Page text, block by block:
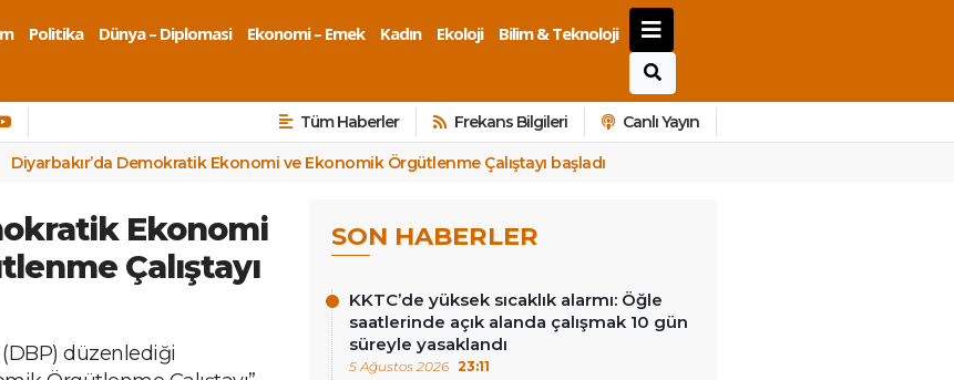
Politika Dünya – Diplomasi Ekonomi – Emek Kadın Ekoloji
Bilim & Teknoloji
Tüm Haberler Frekans Bilgileri Canlı Yayın
Diyarbakır’da Demokratik Ekonomi ve Ekonomik Örgütlenme Çalıştayı başladı
Ekonomi
Çalıştayı
düzenlediği
SON HABERLER
KKTC’de yüksek sıcaklık alarmı: Öğle
saatlerinde açık alanda çalışmak 10 gün
süreyle yasaklandı
5 Ağustos 2026 23:11